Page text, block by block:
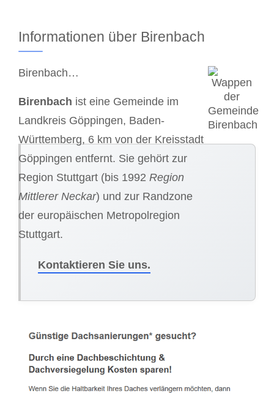
Informationen über Birenbach
Birenbach…
Birenbach ist eine Gemeinde im
Landkreis Göppingen, Baden-
Württemberg, 6 km von der Kreisstadt
Göppingen entfernt. Sie gehört zur
Region Stuttgart (bis 1992 Region
Mittlerer Neckar) und zur Randzone
der europäischen Metropolregion
Stuttgart.
Kontaktieren Sie uns.